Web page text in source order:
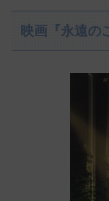
映画『永遠の